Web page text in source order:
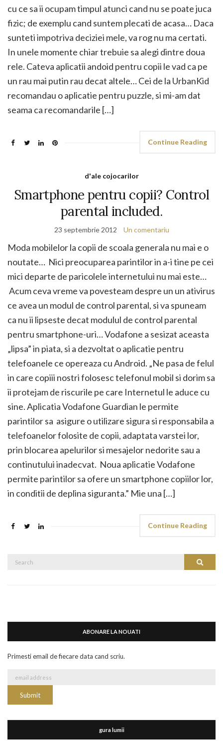
cu ce sa ii ocupam timpul atunci cand nu se poate juca
fizic; de exemplu cand suntem plecati de acasa… Daca
sunteti impotriva deciziei mele, va rog nu ma certati.
In unele momente chiar trebuie sa alegi dintre doua
rele. Cateva aplicatii andoid pentru copii le vad ca pe
un rau mai putin rau decat altele… Cei de la UrbanKid
recomandau o aplicatie pentru puzzle, si mi-am dat
seama ca recomandarile […]
Continue Reading
d'ale cojocarilor
Smartphone pentru copii? Control
parental included.
23 septembrie 2012 Un comentariu
Moda mobilelor la copii de scoala generala nu mai e o
noutate… Nici preocuparea parintilor in a-i tine pe cei
mici departe de paricolele internetului nu mai este…
Acum ceva vreme va povesteam despre un un ativirus
ce avea un modul de control parental, si va spuneam
ca nu ii lipseste decat modulul de control parental
pentru smartphone-uri… Vodafone a sesizat aceasta
„lipsa” in piata, si a dezvoltat o aplicatie pentru
telefoanele ce opereaza cu Android. „Ne pasa de felul
in care copiii nostri folosesc telefonul mobil si dorim sa
ii protejam de riscurile pe care Internetul le aduce cu
sine. Aplicatia Vodafone Guardian le permite
parintilor sa asigure o utilizare sigura si responsabila a
telefoanelor folosite de copii, adaptata varstei lor,
prin blocarea apelurilor si mesajelor nedorite sau a
continutului inadecvat. Noua aplicatie Vodafone
permite parintilor sa ofere un smartphone copiilor lor,
in conditii de deplina siguranta.” Mie una […]
Continue Reading
Search
ABONARE LA NOUATI
Primesti email de fiecare data cand scriu.
gura lumii